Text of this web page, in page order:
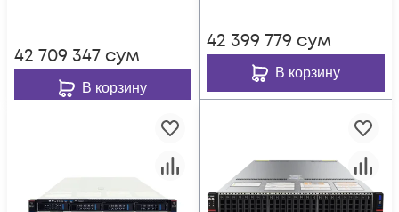
42 709 347 сум
В корзину
42 399 779 сум
В корзину